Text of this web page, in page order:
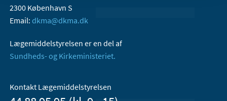
2300 København S
Email: dkma@dkma.dk
Lægemiddelstyrelsen er en del af
Sundheds- og Kirkeministeriet.
Kontakt Lægemiddelstyrelsen